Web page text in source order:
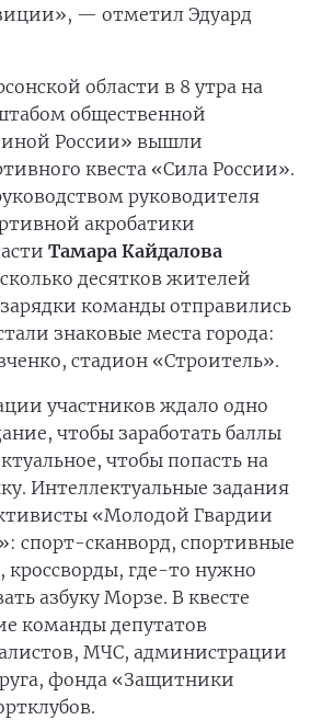
— отметил Эдуард
области в 8 утра на
общественной
России» вышли
квеста «Сила России».
руководителя
акробатики
Тамара Кайдалова
десятков жителей
команды отправились
знаковые места города:
стадион «Строитель».
участников ждало одно
чтобы заработать баллы
чтобы попасть на
Интеллектуальные задания
«Молодой Гвардии
спорт-сканворд, спортивные
где-то нужно
азбуку Морзе. В квесте
команды депутатов
МЧС, администрации
фонда «Защитники